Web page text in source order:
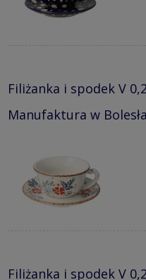
Filiżanka i spodek V
Manufaktura w
Filiżanka i spodek V